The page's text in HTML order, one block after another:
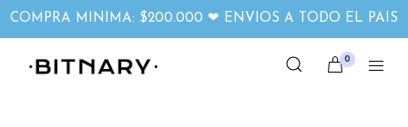
COMPRA MINIMA: $200.000 ❤ ENVIOS A TODO EL PAIS
0